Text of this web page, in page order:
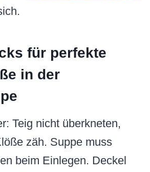
für perfekte
in der
Teig nicht überkneten,
zäh. Suppe muss
beim Einlegen. Deckel